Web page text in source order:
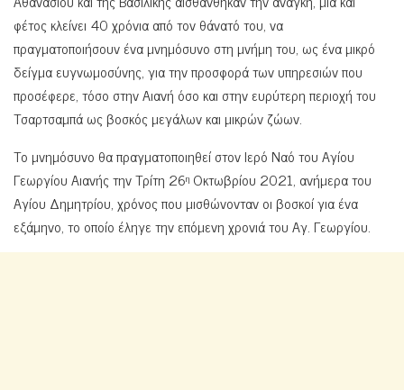
φέτος κλείνει 40 χρόνια από τον θάνατό του, να
πραγματοποιήσουν ένα μνημόσυνο στη μνήμη του, ως ένα μικρό
δείγμα ευγνωμοσύνης, για την προσφορά των υπηρεσιών που
προσέφερε, τόσο στην Αιανή όσο και στην ευρύτερη περιοχή του
Τσαρτσαμπά ως βοσκός μεγάλων και μικρών ζώων.
Το μνημόσυνο θα πραγματοποιηθεί στον Ιερό Ναό του Αγίου
Γεωργίου Αιανής την Τρίτη 26η Οκτωβρίου 2021, ανήμερα του
Αγίου Δημητρίου, χρόνος που μισθώνονταν οι βοσκοί για ένα
εξάμηνο, το οποίο έληγε την επόμενη χρονιά του Αγ. Γεωργίου.